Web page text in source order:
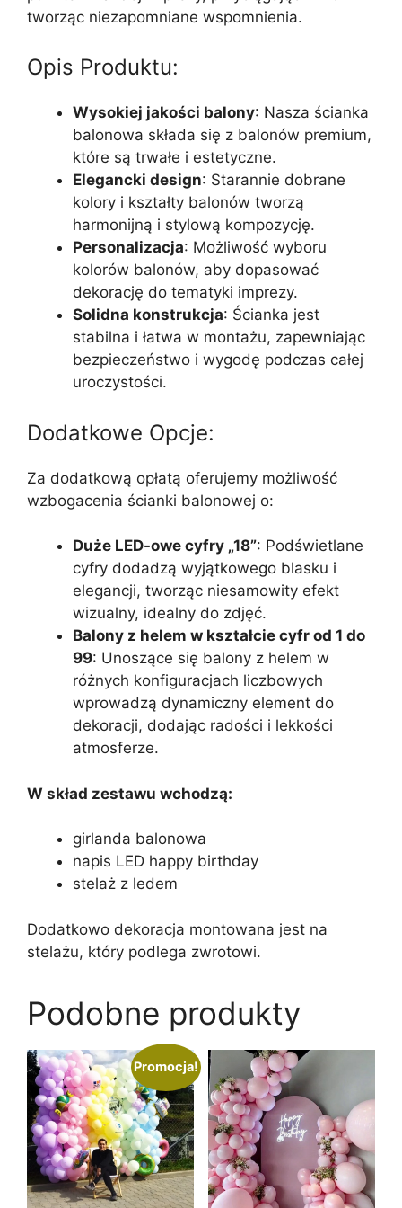
tworząc niezapomniane wspomnienia.
Opis Produktu:
Wysokiej jakości balony: Nasza ścianka
balonowa składa się z balonów premium,
które są trwałe i estetyczne.
Elegancki design: Starannie dobrane
kolory i kształty balonów tworzą
harmonijną i stylową kompozycję.
Personalizacja: Możliwość wyboru
kolorów balonów, aby dopasować
dekorację do tematyki imprezy.
Solidna konstrukcja: Ścianka jest
stabilna i łatwa w montażu, zapewniając
bezpieczeństwo i wygodę podczas całej
uroczystości.
Dodatkowe Opcje:
Za dodatkową opłatą oferujemy możliwość
wzbogacenia ścianki balonowej o:
Duże LED-owe cyfry „18”: Podświetlane
cyfry dodadzą wyjątkowego blasku i
elegancji, tworząc niesamowity efekt
wizualny, idealny do zdjęć.
Balony z helem w kształcie cyfr od 1 do
99: Unoszące się balony z helem w
różnych konfiguracjach liczbowych
wprowadzą dynamiczny element do
dekoracji, dodając radości i lekkości
atmosferze.
W skład zestawu wchodzą:
girlanda balonowa
napis LED happy birthday
stelaż z ledem
Dodatkowo dekoracja montowana jest na
stelażu, który podlega zwrotowi.
Podobne produkty
Promocja!